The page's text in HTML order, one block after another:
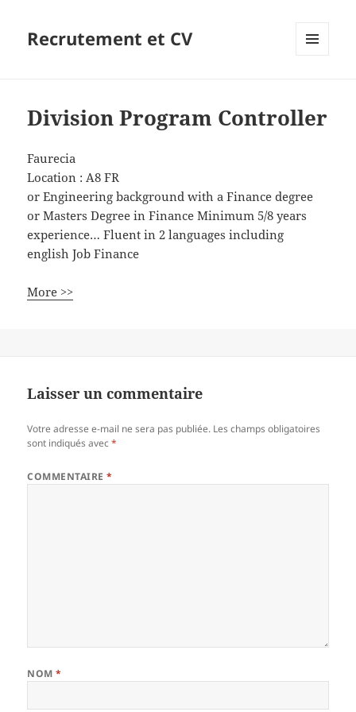
Recrutement et CV
Division Program Controller
Faurecia
Location :A8 FR
or Engineering background with a Finance degree
or Masters Degree in Finance Minimum 5/8 years
experience… Fluent in 2 languages including
english Job Finance
More >>
Laisser un commentaire
Votre adresse e-mail ne sera pas publiée. Les champs obligatoires
sont indiqués avec*
COMMENTAIRE*
NOM*